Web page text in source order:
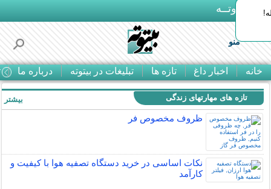
بـیتوتــه
منو
خانه اخبار داغ تازه ها تبلیغات در بیتوته درباره ما
تازه های مهارتهای زندگی
ظروف مخصوص فر
نکات اساسی در خرید دستگاه تصفیه هوا با کیفیت و
کارآمد
بیشتر